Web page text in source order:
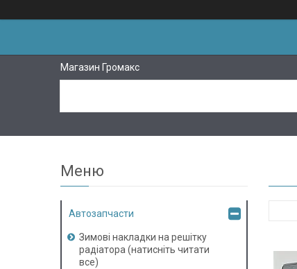
Магазин Громакс
Автозапчасти
Зимові накладки на решітку
радіатора (натисніть читати
все)